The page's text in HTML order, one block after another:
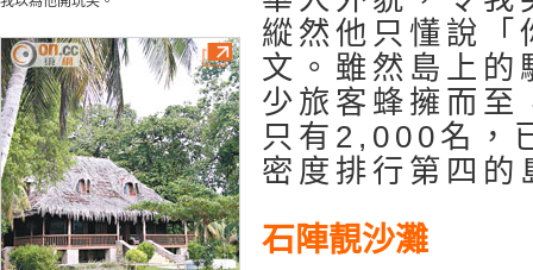
縱然他只懂說「
文。雖然島上的
少旅客蜂擁而至
只有2,000名，
密度排行第四的
石陣靚沙灘